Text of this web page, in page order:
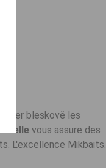
bleskově les
vous assure des
L'excellence Mikbaits.